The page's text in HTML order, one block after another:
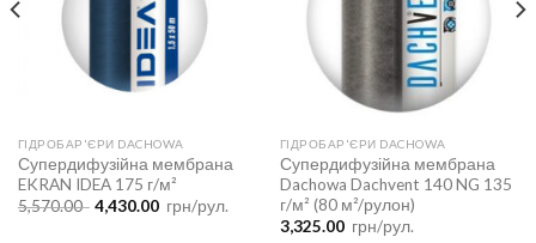
ГІДРОБАР'ЄРИ DACHOWA
Супердифузійна мембрана
EKRAN IDEA 175 г/м²
5,570.00 Оригінальна
ціна:
4,430.00 Поточна
ціна:
грн/рул.
ГІДРОБАР'ЄРИ DACHOWA
Супердифузійна мембрана
Dachowa Dachvent 140 NG 135
г/м² (80 м²/рулон)
3,325.00 грн/рул.